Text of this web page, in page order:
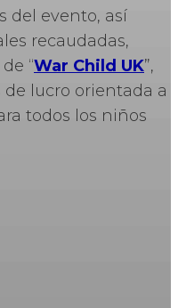
del evento, así
recaudadas,
“War Child UK”,
lucro orientada a
todos los niños